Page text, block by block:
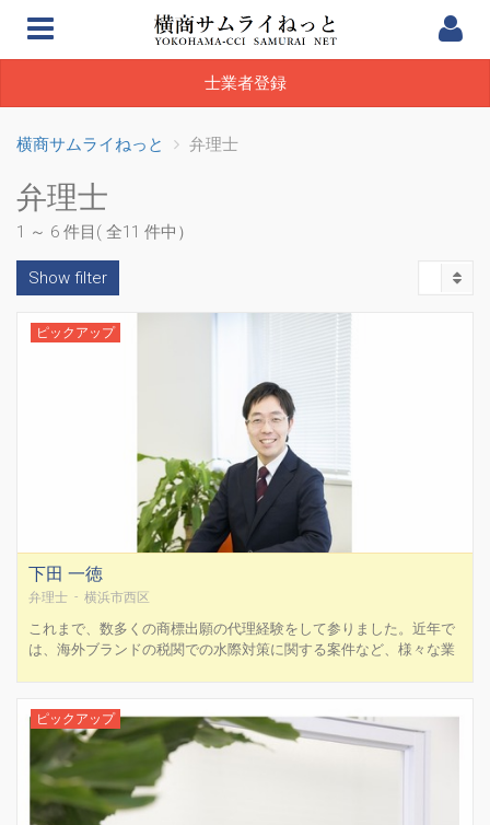
士業者登録
横商サムライねっと 弁理士
弁理士
1 ～ 6 件目( 全11 件中）
Show filter
ピックアップ
下田 一徳
弁理士 - 横浜市西区
これまで、数多くの商標出願の代理経験をして参りました。近年で
は、海外ブランドの税関での水際対策に関する案件など、様々な業
くのではなく、お客様としっかりヒアリングをしたうえで、本当...
ピックアップ